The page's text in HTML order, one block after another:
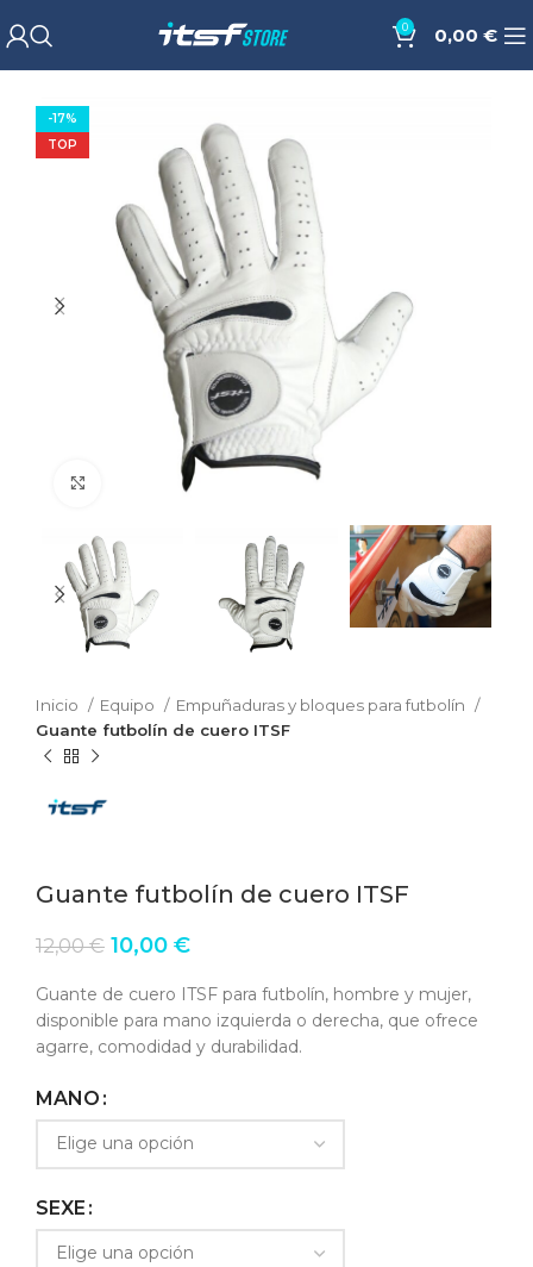
0 0,00 €
-17%
TOP
Cliquez pour agrandir
Inicio Equipo
Empuñaduras y bloques para futbolín
Guante futbolín de cuero ITSF
Guante futbolín de cuero ITSF
12,00€ El
original
era:
12,00 €.
10,00 €El
actual
es:
10,00 €.
Guante de cuero ITSF para futbolín, hombre y mujer,
disponible para mano izquierda o derecha, que ofrece
agarre, comodidad y durabilidad.
MANO
SEXE